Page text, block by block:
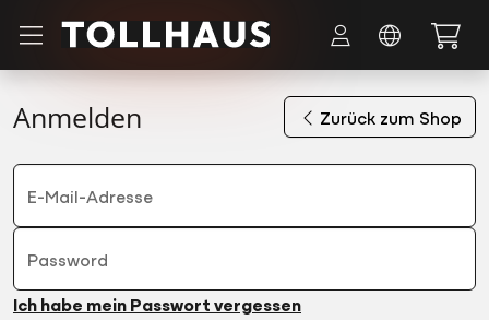
Zum Hauptinhalt springen
Anmelden Zurück zum Shop
E-Mail-Adresse
Password
Ich habe mein Passwort vergessen